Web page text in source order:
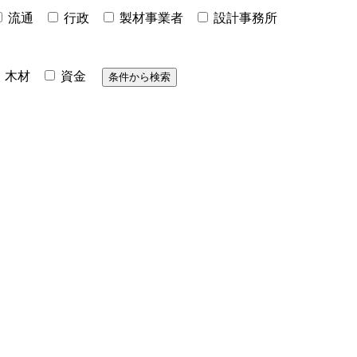
流通 行政 製材事業者 設計事務所
木材 資金